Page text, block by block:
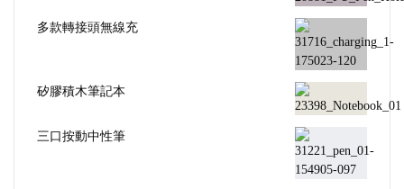
多款轉接頭無線充
矽膠積木筆記本
三口按動中性筆